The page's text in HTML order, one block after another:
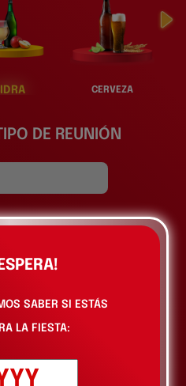
CERVEZA
DE REUNIÓN
SABER SI ESTÁS
LA FIESTA: